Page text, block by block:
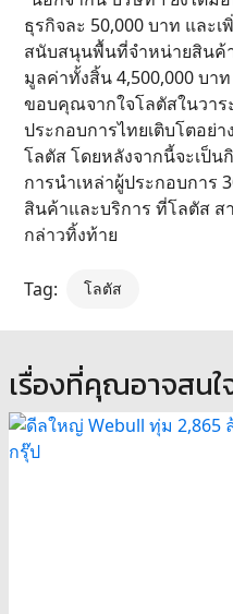
ธุรกิจละ 50,000 บาท และ
สนับสนุนพื้นที่จำหน่ายสินค้
มูลค่าทั้งสิ้น 4,500,000 บา
ขอบคุณจากใจโลตัสในวา
ประกอบการไทยเติบโตอย่
โลตัส โดยหลังจากนี้จะเป็
การนำเหล่าผู้ประกอบการ
สินค้าและบริการ ที่โลตัส
กล่าวทิ้งท้าย
Tag: โลตัส
เรื่องที่คุณอาจสนใ